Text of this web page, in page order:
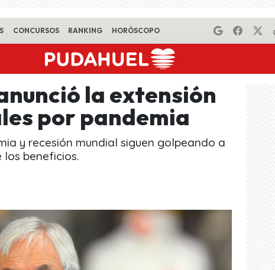
CONCURSOS RANKING HORÓSCOPO
la extensión
por pandemia
y recesión mundial siguen golpeando a
los beneficios.